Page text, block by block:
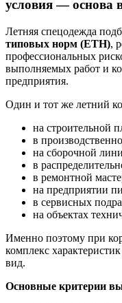
условия — основа
Летняя спецодежда
типовых норм (ЕТН),
профессиональных
выполняемых работ и
предприятия.
Один и тот же летний
на строительной
в
на сборочной
в
в ремонтной
на предприятии
в сервисных
на объектах
Именно поэтому при
комплекс
вид.
Основные критерии